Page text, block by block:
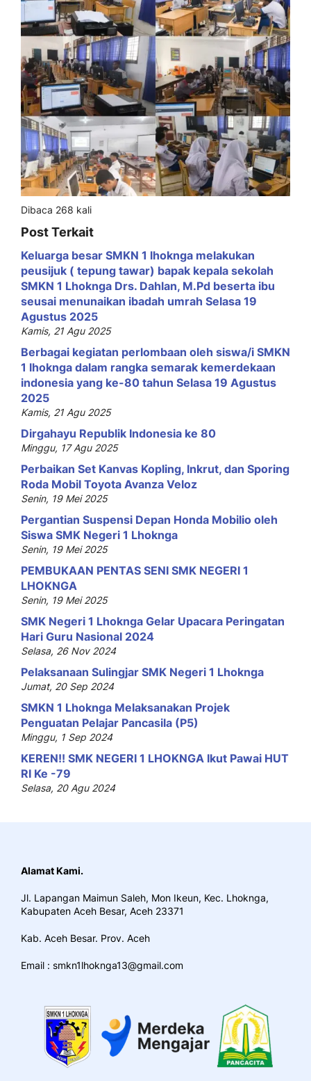
Dibaca 268 kali
Post Terkait
Keluarga besar SMKN 1 lhoknga melakukan
peusijuk ( tepung tawar) bapak kepala sekolah
SMKN 1 Lhoknga Drs. Dahlan, M.Pd beserta ibu
seusai menunaikan ibadah umrah Selasa 19
Agustus 2025
Kamis, 21 Agu 2025
Berbagai kegiatan perlombaan oleh siswa/i SMKN
1 lhoknga dalam rangka semarak kemerdekaan
indonesia yang ke-80 tahun Selasa 19 Agustus
2025
Kamis, 21 Agu 2025
Dirgahayu Republik Indonesia ke 80
Minggu, 17 Agu 2025
Perbaikan Set Kanvas Kopling, Inkrut, dan Sporing
Roda Mobil Toyota Avanza Veloz
Senin, 19 Mei 2025
Pergantian Suspensi Depan Honda Mobilio oleh
Siswa SMK Negeri 1 Lhoknga
Senin, 19 Mei 2025
PEMBUKAAN PENTAS SENI SMK NEGERI 1
LHOKNGA
Senin, 19 Mei 2025
SMK Negeri 1 Lhoknga Gelar Upacara Peringatan
Hari Guru Nasional 2024
Selasa, 26 Nov 2024
Pelaksanaan Sulingjar SMK Negeri 1 Lhoknga
Jumat, 20 Sep 2024
SMKN 1 Lhoknga Melaksanakan Projek
Penguatan Pelajar Pancasila (P5)
Minggu, 1 Sep 2024
KEREN!! SMK NEGERI 1 LHOKNGA Ikut Pawai HUT
RI Ke -79
Selasa, 20 Agu 2024
Alamat Kami.
Jl. Lapangan Maimun Saleh, Mon Ikeun, Kec. Lhoknga,
Kabupaten Aceh Besar, Aceh 23371
Kab. Aceh Besar. Prov. Aceh
Email : smkn1lhoknga13@gmail.com